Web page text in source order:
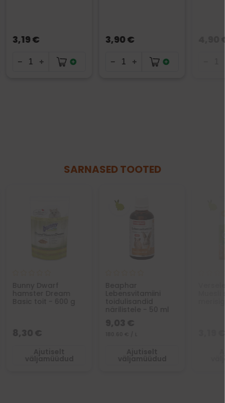
3,19 € 3,90 € 4,90
SARNASED TOOTED